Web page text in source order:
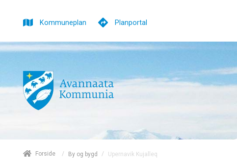
Kommuneplan Planportal
Forside / By og bygd / Upernavik Kujalleq